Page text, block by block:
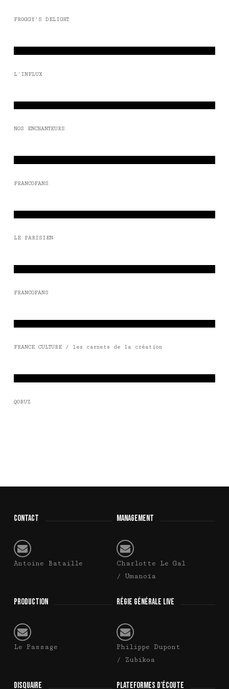
FROGGY'S DELIGHT
L'INFLUX
NOS ENCHANTEURS
FRANCOFANS
LE PARISIEN
FRANCOFANS
FRANCE CULTURE / les carnets de la création
QOBUZ
CONTACT
Antoine Bataille
MANAGEMENT
Charlotte Le Gal
/ Umanoïa
PRODUCTION
Le Passage
RÉGIE GÉNÉRALE LIVE
Philippe Dupont
/ Zubikoa
DISQUAIRE PLATEFORMES D’ÉCOUTE